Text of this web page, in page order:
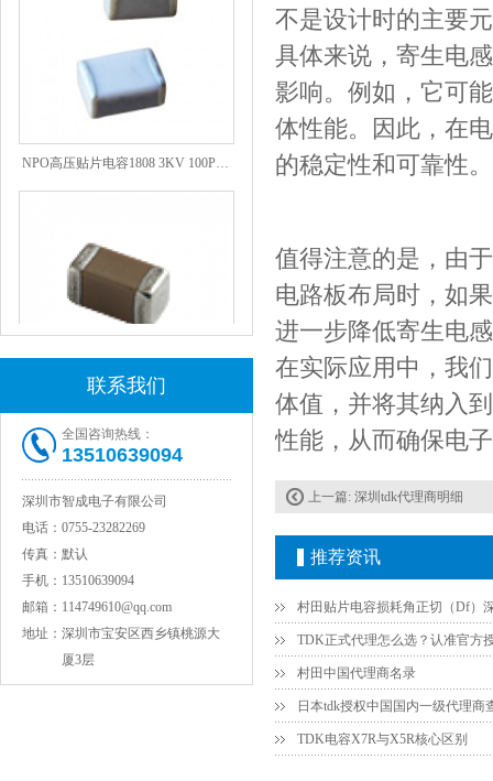
JOHANSON代理1812 1KV 100NF X7R高压贴片电容
联系我们
全国咨询热线：
13510639094
深圳市智成电子有限公司
电话： 0755-23282269
传真： 默认
手机： 13510639094
邮箱： 114749610@qq.com
地址： 深圳市宝安区西乡镇桃源大
厦3层
不是设计时的主要
具体来说，寄生电
影响。例如，它可
体性能。因此，在
的稳定性和可靠性。
值得注意的是，由
电路板布局时，如
进一步降低寄生电
在实际应用中，我
体值，并将其纳入
性能，从而确保电
上一篇: 深圳tdk代理商明细
推荐资讯
村田中国代理商名录
日本tdk授权中国国内一级代理商
TDK电容X7R与X5R核心区别